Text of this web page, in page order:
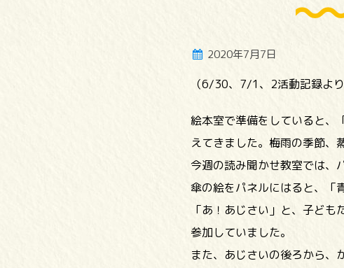
2020年7月7日
（6/30、7/1、2活動記録より
絵本室で準備をしていると、
えてきました。梅雨の季節、
今週の読み聞かせ教室では、
傘の絵をパネルにはると、「
「あ！あじさい」と、子ど
参加していました。
また、あじさいの後ろから、